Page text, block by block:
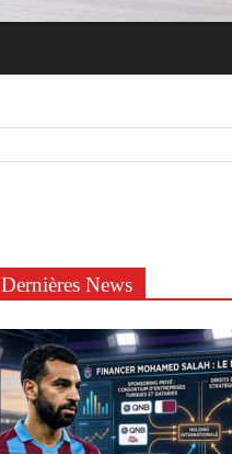
Dernières News